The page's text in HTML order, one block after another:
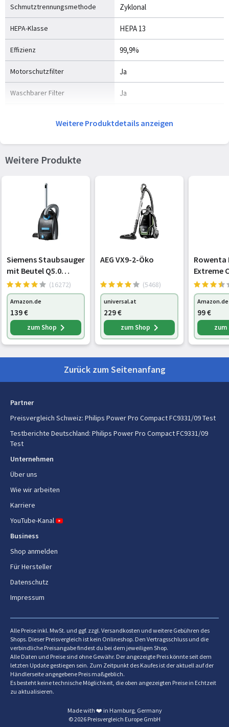
Schmutztrennungsmethode Zyklonal
HEPA-Klasse HEPA 13
Effizienz 99,9%
Motorschutzfilter Ja
Waschbarer Filter Ja
Geräuschpegel
27,8 l/s
Betriebsradius
Garantiezeit
Gewicht und Abmessungen
Breite 275 mm
Tiefe 410 mm
Höhe 250 mm
Gewicht 4,7 kg
Verpackungsbreite 300 mm
Verpackungstiefe
Verpackungshöhe 490 mm
Paketgewicht
Technische Details
Kabellänge
Gefahrgut
Logistikdaten
Ursprungsland
Design
Typ Zylinder-Vakuum
Reinigungsart Trocken
Staubbehälter Typ Beutellos
Staubkapazität 1,5 l
Teleskopisch
Weitere Produktdetails anzeigen
Weitere Produkte
Siemens Staubsauger
mit Beutel Q5.0
extreme
silencePower
VSQ5X1230, ideal für
Allergiker, Hygiene-
Filter, starke
Saugleistung,
(16272)
Amazon.de
139€
zum Shop
AEG VX9-2-Öko
(5468)
universal.at
229€
zum Shop
Rowenta
Extreme
höchst
Amazon.de
99€
Zurück zum Seitenanfang
Partner
Preisvergleich Schweiz: Philips Power Pro Compact FC9331/09 Test
Testberichte Deutschland: Philips Power Pro Compact FC9331/09
Test
Unternehmen
Über uns
Wie wir arbeiten
Karriere
YouTube-Kanal
Business
Shop anmelden
Für Hersteller
Datenschutz
Impressum
Alle Preise inkl. MwSt. und ggf. zzgl. Versandkosten und weitere Gebühren des
Shops. Dieser Preisvergleich ist kein Onlineshop. Den Vertragsschluss und die
verbindliche Preisangabe findest du bei dem jeweiligen Shop.
Alle Daten und Preise sind ohne Gewähr. Der angezeigte Preis könnte seit dem
letzten Update gestiegen sein. Zum Zeitpunkt des Kaufes ist der aktuell auf der
Händlerseite angegebene Preis maßgeblich.
Es besteht keine technische Möglichkeit, die oben angezeigten Preise in Echtzeit
zu aktualisieren.
Made with ❤️ in Hamburg, Germany
© 2026 Preisvergleich Europe GmbH